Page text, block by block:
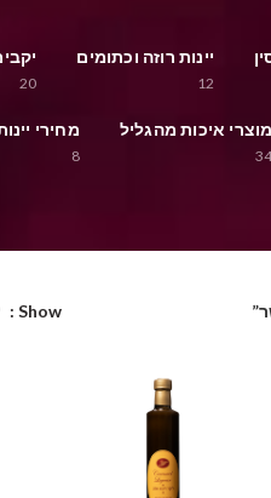
יינות רוזה וכתומים
12
20
מוצרי איכות מהגליל מחירי
8
Show